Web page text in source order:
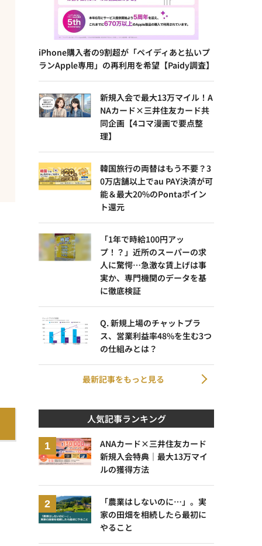
iPhone購入者の9割超が「ペイディあと払いプ
ランApple専用」の再利用を希望【Paidy調査】
新規入会で最大13万マイル！A
NAカード×三井住友カード共
同企画【4コマ漫画で要点整
理】
韓国旅行の両替はもう不要？3
0万店舗以上でau PAY決済が可
能＆最大20%のPontaポイン
ト還元
「1年で時給100円アッ
プ！？」近所のスーパーの求
人に驚愕…急激な賃上げは事
実か、専門機関のデータを基
に徹底検証
Q. 新規上場のチャットプラ
ス、営業利益率48%を生む3つ
の仕組みとは？
最新記事をもっと見る
人気記事ランキング
ANAカード×三井住友カード
新規入会特典｜最大13万マイ
ルの獲得方法
「農業はしないのに…」。実
家の田畑を相続したら最初に
やること